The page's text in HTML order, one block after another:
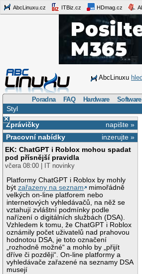
AbcLinuxu.cz ITBiz.cz HDmag.cz
AbcLinuxu
Poradna FAQ Hardware Software
Styl
×
napište »
Zprávičky
inzerujte »
Pracovní nabídky
EK: ChatGPT i Roblox mohou spadat
pod přísnější pravidla
včera 08:00 | IT novinky
Platformy ChatGPT i Roblox by mohly
býtzařazeny na seznam
mimořádně
velkých on-line platforem nebo
internetových vyhledávačů, na něž se
vztahují zvláštní podmínky podle
nařízení o digitálních službách (DSA).
Vzhledem k tomu, že ChatGPT i Roblox
oznámily počet uživatelů nad prahovou
hodnotou DSA, je toto označení
„rozhodně možné“ a mohlo by „přijít
dříve či později“. On-line platformy a
vyhledávače zařazené na seznamy DSA
musejí